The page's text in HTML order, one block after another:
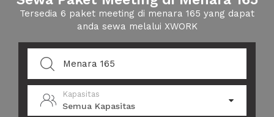
Tersedia 6 paket meeting di menara 165 yang dapat
anda sewa melalui XWORK
Kapasitas
Semua Kapasitas